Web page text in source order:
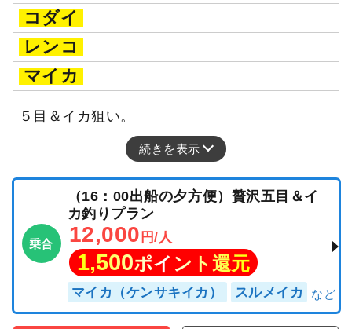
コダイ
レンコ
マイカ
５目＆イカ狙い。
続きを表示
乗合
（16：00出船の夕方便）贅沢五目＆イ
カ釣りプラン
12,000 円/人
1,500ポイント還元
マイカ（ケンサキイカ） スルメイカ